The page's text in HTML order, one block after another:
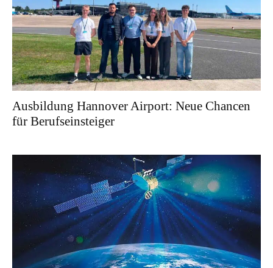
Ausbildung Hannover Airport: Neue Chancen
für Berufseinsteiger